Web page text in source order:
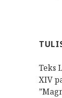
Teks
XIV